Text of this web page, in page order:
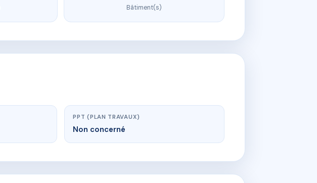
Bâtiment(s)
PPT (PLAN TRAVAUX)
Non concerné